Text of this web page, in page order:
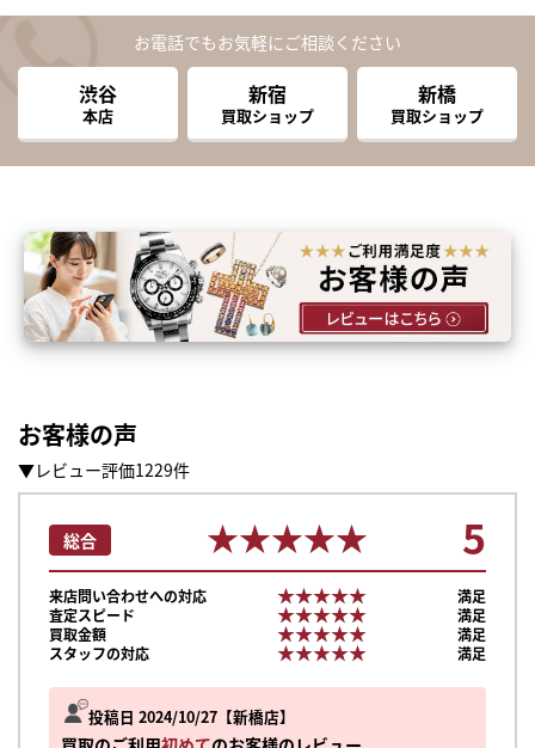
お電話でもお気軽にご相談ください
渋谷
本店
新宿
買取ショップ
新橋
買取ショップ
お客様の声
▼レビュー評価1229件
投稿日 2024/10/27 新橋店
総合 ★★★★★
★★★★★ 5
来店問い合わせへの対応 ★★★★★
★★★★★
満足
査定スピード
★★★★★
★★★★★
満足
買取金額
★★★★★
★★★★★
満足
スタッフの対応
★★★★★
★★★★★ 満足